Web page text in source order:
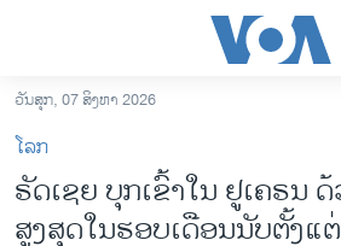
ເຂົ້າ
ຫາ
ຂ້າມ
ຂ້າມ
ຂ້າມ
ລາວ
ອາເມຣິກາ
ວັນສຸກ, 07 ສິງຫາ 2026
ໂລກ
ຣັດເຊຍ ບຸກເຂົ້າໃນ ຢູເຄຣນ
ສູງສຸດໃນຮອບເດືອນນັບຕັ້ງແ